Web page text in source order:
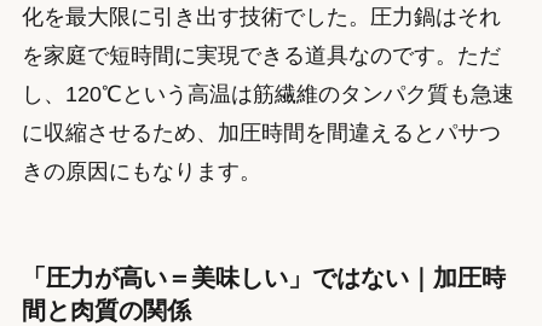
化を最大限に引き出す技術でした。圧力鍋はそれ
を家庭で短時間に実現できる道具なのです。ただ
し、120℃という高温は筋繊維のタンパク質も急速
に収縮させるため、加圧時間を間違えるとパサつ
きの原因にもなります。
「圧力が高い＝美味しい」ではない｜加圧時
間と肉質の関係